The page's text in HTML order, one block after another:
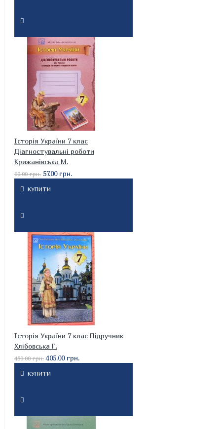
Історія України 7 клас
Діагностувальні роботи
Крижанівська М.
60.00 грн. 57.00 грн.
КУПИТИ
Історія України 7 клас Підручник
Хлібовська Г.
450.00 грн. 405.00 грн.
КУПИТИ